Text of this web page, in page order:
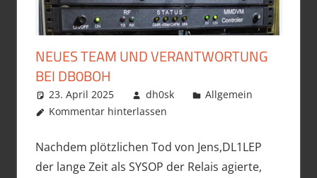
NEUES TEAM UND VERANTWORTUNG
BEI DB0BOH
23. April 2025 dh0sk
Allgemein
Kommentar hinterlassen
Nachdem plötzlichen Tod von Jens,DL1LEP
der lange Zeit als SYSOP der Relais agierte,